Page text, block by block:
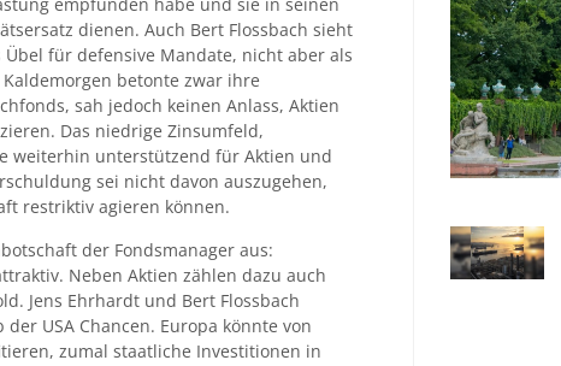
empfunden habe und sie in seinen
dienen. Auch Bert Flossbach sieht
für defensive Mandate, nicht aber als
betonte zwar ihre
sah jedoch keinen Anlass, Aktien
Das niedrige Zinsumfeld,
weiterhin unterstützend für Aktien und
sei nicht davon auszugehen,
restriktiv agieren können.
der Fondsmanager aus:
Neben Aktien zählen dazu auch
Jens Ehrhardt und Bert Flossbach
USA Chancen. Europa könnte von
zumal staatliche Investitionen in